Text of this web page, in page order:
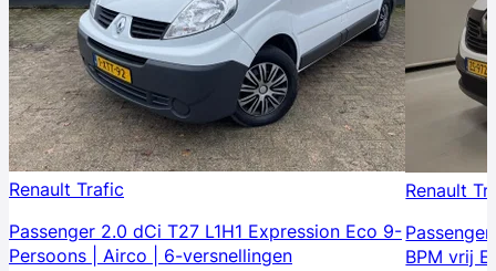
Renault Trafic
Passenger 2.0 dCi T27 L1H1 Expression Eco 9-
Persoons | Airco | 6-versnellingen
Renault
BPM vrij